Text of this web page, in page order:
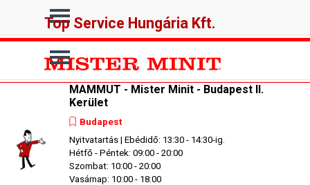
Ugrás a menüre
Top Service Hungária Kft.
Ugrás a menüre
MAMMUT - Mister Minit - Budapest II.
Kerület
Budapest
Nyitvatartás | Ebédidő: 13:30 - 14:30-ig.
Hétfő - Péntek: 09:00 - 20:00
Szombat: 10:00 - 20:00
Vasárnap: 10:00 - 18:00